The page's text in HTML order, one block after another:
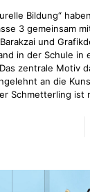
Bildung“
3 gemeinsam
und
in der Schule in
zentrale Motiv
an die
Schmetterling ist